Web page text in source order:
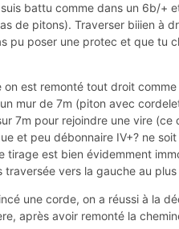
battu comme dans un 6b/+
de pitons). Traverser biiien à
pu poser une protec et que tu
on est remonté tout droit
mur de 7m (piton avec
7m pour rejoindre une vire
et peu débonnaire IV+? ne
tirage est bien évidemment
traversée vers la gauche au
une corde, on a réussi à la
après avoir remonté la